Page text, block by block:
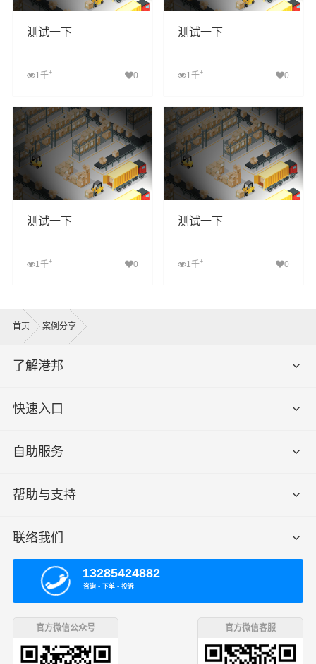
测试一下
1千+ 0
查看详细
测试一下
1千+ 0
查看详细
测试一下
1千+ 0
测试一下
1千+ 0
首页 案例分享
了解港邦
快速入口
自助服务
帮助与支持
联络我们
13285424882
咨询 ▪ 下单 ▪ 投诉
官方微信公众号 官方微信客服